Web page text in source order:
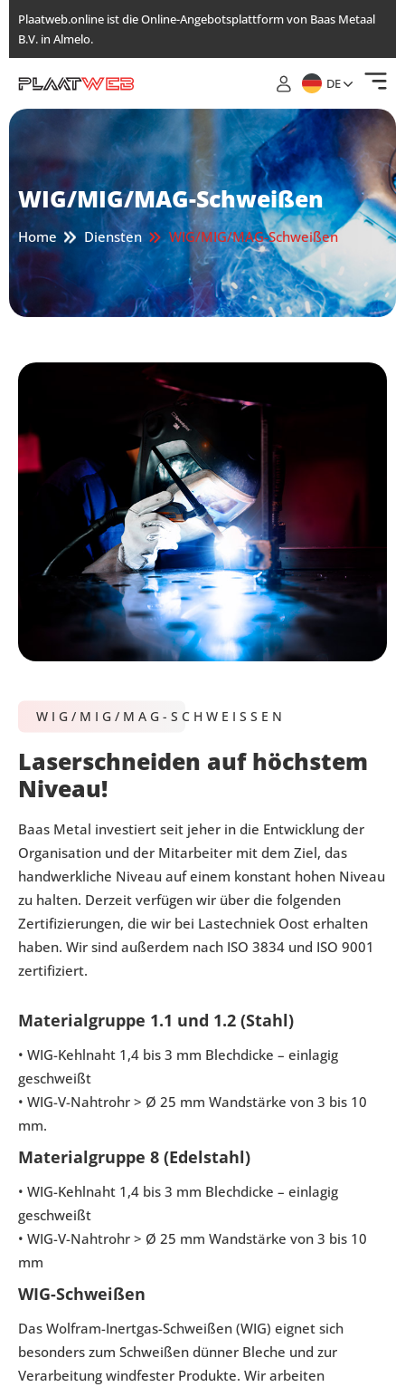
Direkt
zum
Inhalt
Plaatweb.online ist die Online-Angebotsplattform von Baas Metaal
B.V. in Almelo.
DE
WIG/MIG/MAG-Schweißen
Home Diensten WIG/MIG/MAG-Schweißen
WIG/MIG/MAG-SCHWEISSEN
Laserschneiden auf höchstem
Niveau!
Baas Metal investiert seit jeher in die Entwicklung der
Organisation und der Mitarbeiter mit dem Ziel, das
handwerkliche Niveau auf einem konstant hohen Niveau
zu halten. Derzeit verfügen wir über die folgenden
Zertifizierungen, die wir bei Lastechniek Oost erhalten
haben. Wir sind außerdem nach ISO 3834 und ISO 9001
zertifiziert.
Materialgruppe 1.1 und 1.2 (Stahl)
• WIG-Kehlnaht 1,4 bis 3 mm Blechdicke – einlagig
geschweißt
• WIG-V-Nahtrohr > Ø 25 mm Wandstärke von 3 bis 10
mm.
Materialgruppe 8 (Edelstahl)
• WIG-Kehlnaht 1,4 bis 3 mm Blechdicke – einlagig
geschweißt
• WIG-V-Nahtrohr > Ø 25 mm Wandstärke von 3 bis 10
mm
WIG-Schweißen
Das Wolfram-Inertgas-Schweißen (WIG) eignet sich
besonders zum Schweißen dünner Bleche und zur
Verarbeitung windfester Produkte. Wir arbeiten